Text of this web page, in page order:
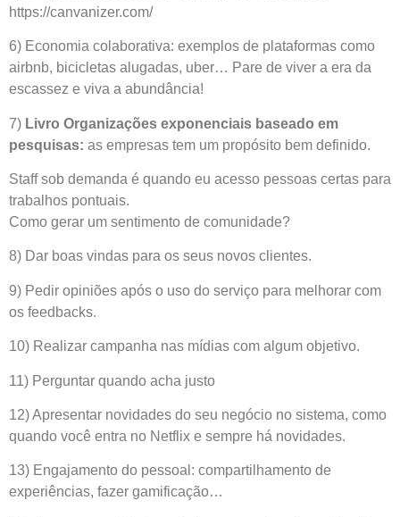
https://canvanizer.com/
6) Economia colaborativa: exemplos de plataformas como
airbnb, bicicletas alugadas, uber… Pare de viver a era da
escassez e viva a abundância!
7) Livro Organizações exponenciais baseado em
pesquisas: as empresas tem um propósito bem definido.
Staff sob demanda é quando eu acesso pessoas certas para
trabalhos pontuais.
Como gerar um sentimento de comunidade?
8) Dar boas vindas para os seus novos clientes.
9) Pedir opiniões após o uso do serviço para melhorar com
os feedbacks.
10) Realizar campanha nas mídias com algum objetivo.
11) Perguntar quando acha justo
12) Apresentar novidades do seu negócio no sistema, como
quando você entra no Netflix e sempre há novidades.
13) Engajamento do pessoal: compartilhamento de
experiências, fazer gamificação…